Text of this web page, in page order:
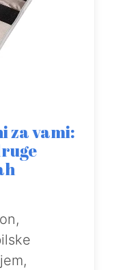
za vami: